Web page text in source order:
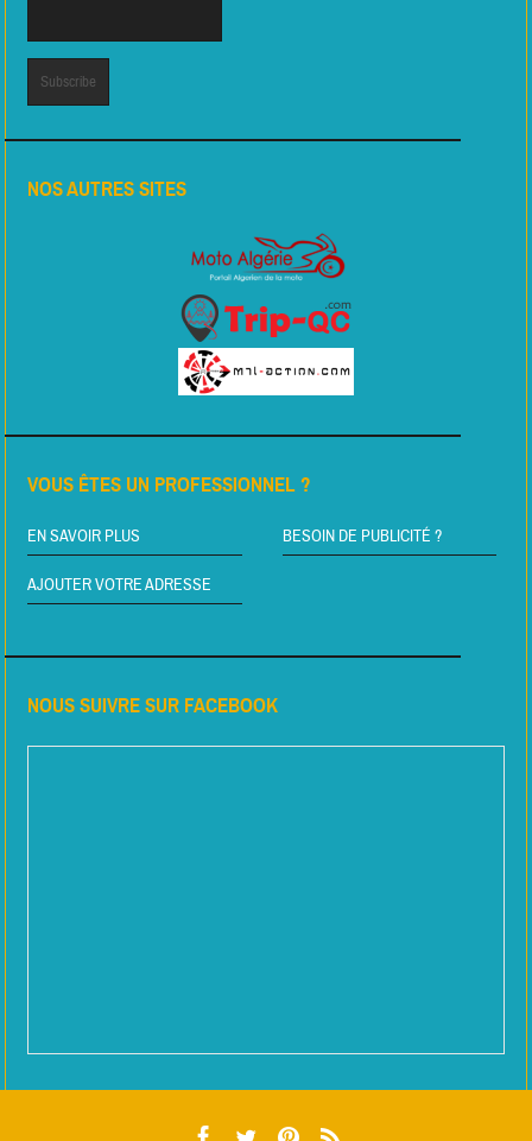
NOS AUTRES SITES
VOUS ÊTES UN PROFESSIONNEL ?
EN SAVOIR PLUS BESOIN DE PUBLICITÉ ?
AJOUTER VOTRE ADRESSE
NOUS SUIVRE SUR FACEBOOK